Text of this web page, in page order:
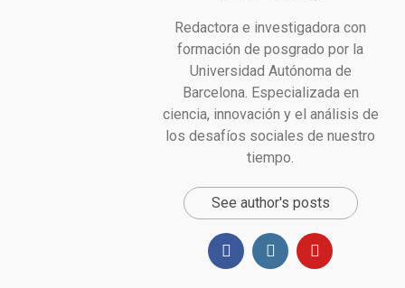
Redactora e investigadora con
formación de posgrado por la
Universidad Autónoma de
Barcelona. Especializada en
ciencia, innovación y el análisis de
los desafíos sociales de nuestro
tiempo.
See author's posts